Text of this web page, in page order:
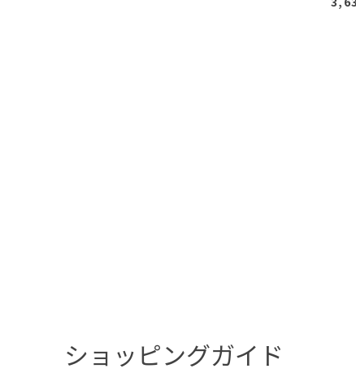
ショッピングガイド